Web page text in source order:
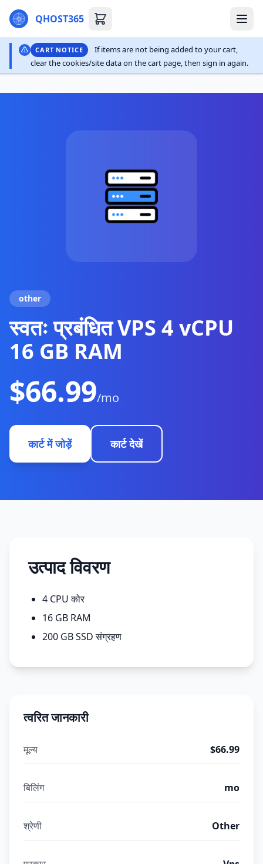
QHOST365
CART NOTICE
If items are not being added to your cart,
clear the cookies/site data on the cart page, then sign in again.
other
स्वतः प्रबंधित VPS 4 vCPU
16 GB RAM
$66.99/mo
कार्ट में जोड़ें कार्ट देखें
उत्पाद विवरण
4 CPU कोर
16 GB RAM
200 GB SSD संग्रहण
त्वरित जानकारी
मूल्य $66.99
बिलिंग mo
श्रेणी Other